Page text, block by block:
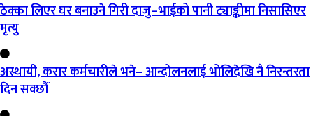
ठेक्का लिएर घर बनाउने गिरी दाजु–भाईको पानी ट्याङ्कीमा निसासिएर
मृत्यु
अस्थायी, करार कर्मचारीले भने– आन्दोलनलाई भोलिदेखि नै निरन्तरता
दिन सक्छौँ